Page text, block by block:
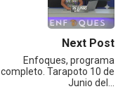
Next Post
Enfoques, programa
completo. Tarapoto 10 de
Junio del…